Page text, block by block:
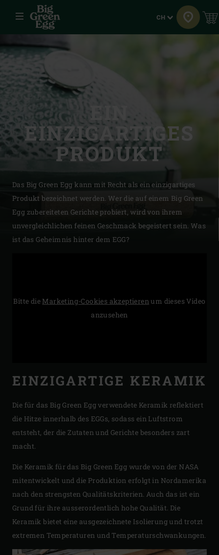
Menü Sprache
CH
EIN
EINZIGARTIGES
PRODUKT
Das Big Green Egg kann mit Recht als ein einzigartiges
Produkt bezeichnet werden. Wer die auf einem Big Green
Egg zubereiteten Gerichte probiert, wird von ihrem
unvergleichlichen feinen Geschmack begeistert sein. Was
ist das Geheimnis hinter dem EGG?
Bitte die Marketing-Cookies akzeptieren um dieses Video
anzusehen
EINZIGARTIGE KERAMIK
Die für das Big Green Egg verwendete Keramik reflektiert
die Hitze innerhalb des EGGs, sodass ein Luftstrom
entsteht, der die Zutaten und Gerichte besonders zart
macht.
Die Keramik für das Big Green Egg wurde von der NASA
mitentwickelt und die Produktion erfolgt in Nordamerika
nach den strengsten Qualitätskriterien. Auch das ist ein
Grund für ihre ausserordentlich hohe Qualität. Die
Keramik bietet eine ausgezeichnete Isolierung und trotzt
extremen Temperaturen und Temperaturschwankungen.